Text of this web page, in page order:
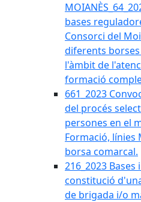
bases
Consorci del
diferents
l'àmbit de
formació
661_2023
del procés
persones en el
Formació, línies
borsa comarcal.
216_2023
constitució
de brigada i/o